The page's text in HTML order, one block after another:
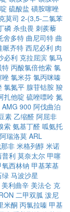
硫酸盐 磺胺噻唑
莫司 2-(3,5-二氯苯
磷 杀虫畏 刺蒺藜
舍多特 曲尼司特 曲
哌齐特 西尼必利 肉
必利 克拉屈滨 氯马
特 丙酸氯倍他索 氯
氯米芬 氯丙咪嗪
氯氮平 腺苷钴胺 羧
扎他啶 硫唑嘌呤 氮
AMG 900 阿伐曲泊
素 乙缩醛 阿屈非
索 氨基丁醛 呱氨托
阿瑞洛莫 ARL
非 米格列醇 米诺
利 莫奈太尔 甲噻
氧西林钠 甲基苯基
绿 马波沙星
美利曲辛 美法仑 克
二甲双胍 泼尼
米酮 丙氯拉嗪 甲基